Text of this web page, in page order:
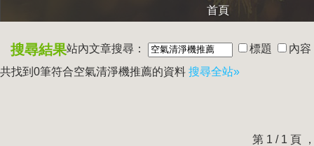
首頁
搜尋結果站內文章搜尋： 標題
內容
共找到0筆符合空氣清淨機推薦的資料 搜尋全站»
第 1 / 1